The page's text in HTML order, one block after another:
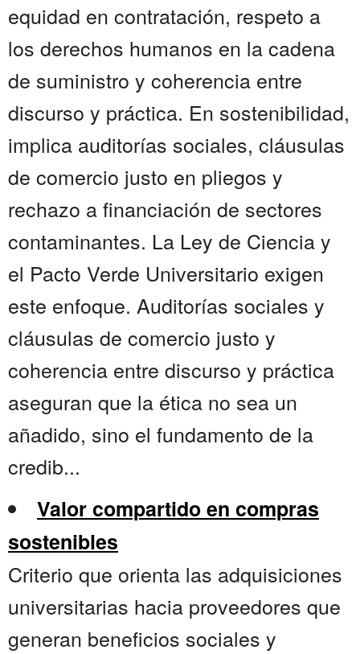
equidad en contratación, respeto a
los derechos humanos en la cadena
de suministro y coherencia entre
discurso y práctica. En sostenibilidad,
implica auditorías sociales, cláusulas
de comercio justo en pliegos y
rechazo a financiación de sectores
contaminantes. La Ley de Ciencia y
el Pacto Verde Universitario exigen
este enfoque. Auditorías sociales y
cláusulas de comercio justo y
coherencia entre discurso y práctica
aseguran que la ética no sea un
añadido, sino el fundamento de la
credib...
Valor compartido en compras
sostenibles
Criterio que orienta las adquisiciones
universitarias hacia proveedores que
generan beneficios sociales y